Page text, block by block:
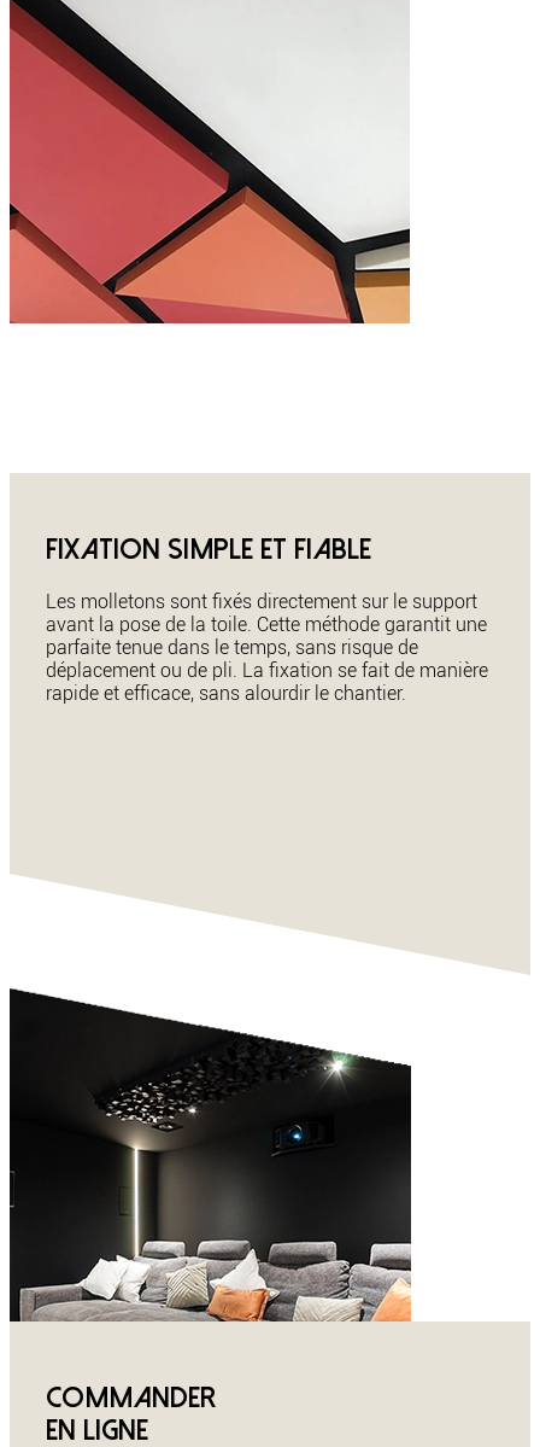
Fixation simple et fiable
Les molletons sont fixés directement sur le support
avant la pose de la toile. Cette méthode garantit une
parfaite tenue dans le temps, sans risque de
déplacement ou de pli. La fixation se fait de manière
rapide et efficace, sans alourdir le chantier.
Commander
en ligne